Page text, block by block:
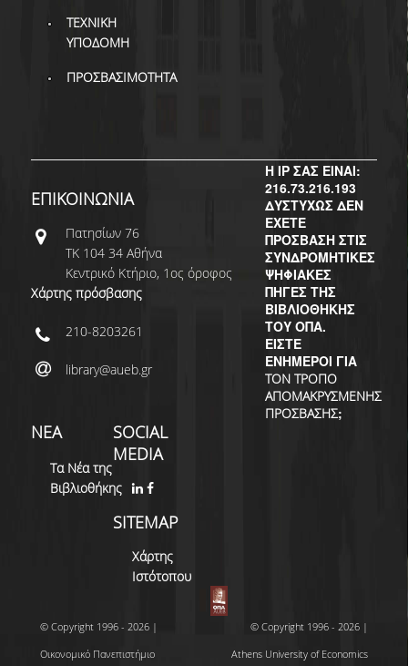
ΤΕΧΝΙΚΗ
ΥΠΟΔΟΜΗ
ΠΡΟΣΒΑΣΙΜΟΤΗΤΑ
Η IP ΣΑΣ ΕΙΝΑΙ:
216.73.216.193
ΔΥΣΤΥΧΩΣ ΔΕΝ
ΕΧΕΤΕ
ΠΡΟΣΒΑΣΗ ΣΤΙΣ
ΣΥΝΔΡΟΜΗΤΙΚΕΣ
ΨΗΦΙΑΚΕΣ
ΠΗΓΕΣ ΤΗΣ
ΒΙΒΛΙΟΘΗΚΗΣ
ΤΟΥ ΟΠΑ.
ΕΙΣΤΕ
ΕΝΗΜΕΡΟΙ ΓΙΑ
ΤΟΝ ΤΡΟΠΟ
ΑΠΟΜΑΚΡΥΣΜΕΝΗΣ
ΠΡΟΣΒΑΣΗΣ;
ΕΠΙΚΟΙΝΩΝΙΑ
Πατησίων 76
ΤΚ 104 34 Αθήνα
Κεντρικό Κτήριο, 1ος όροφος
Χάρτης πρόσβασης
210-8203261
library@aueb.gr
ΝΕΑ
Τα Νέα της
Βιβλιοθήκης
SOCIAL
MEDIA
SITEMAP
Χάρτης
Ιστότοπου
© Copyright 1996 - 2026 |
Οικονομικό Πανεπιστήμιο
© Copyright 1996 - 2026 |
Athens University of Economics